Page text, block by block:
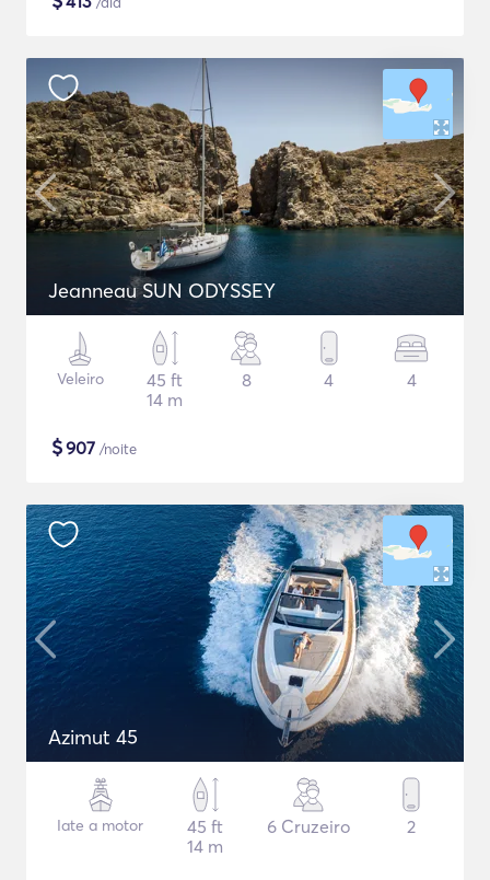
Jeanneau SUN ODYSSEY
Veleiro
45 ft
14 m
8 4 4
$907 /noite
Azimut 45
Iate a motor
45 ft
14 m
6 Cruzeiro 2